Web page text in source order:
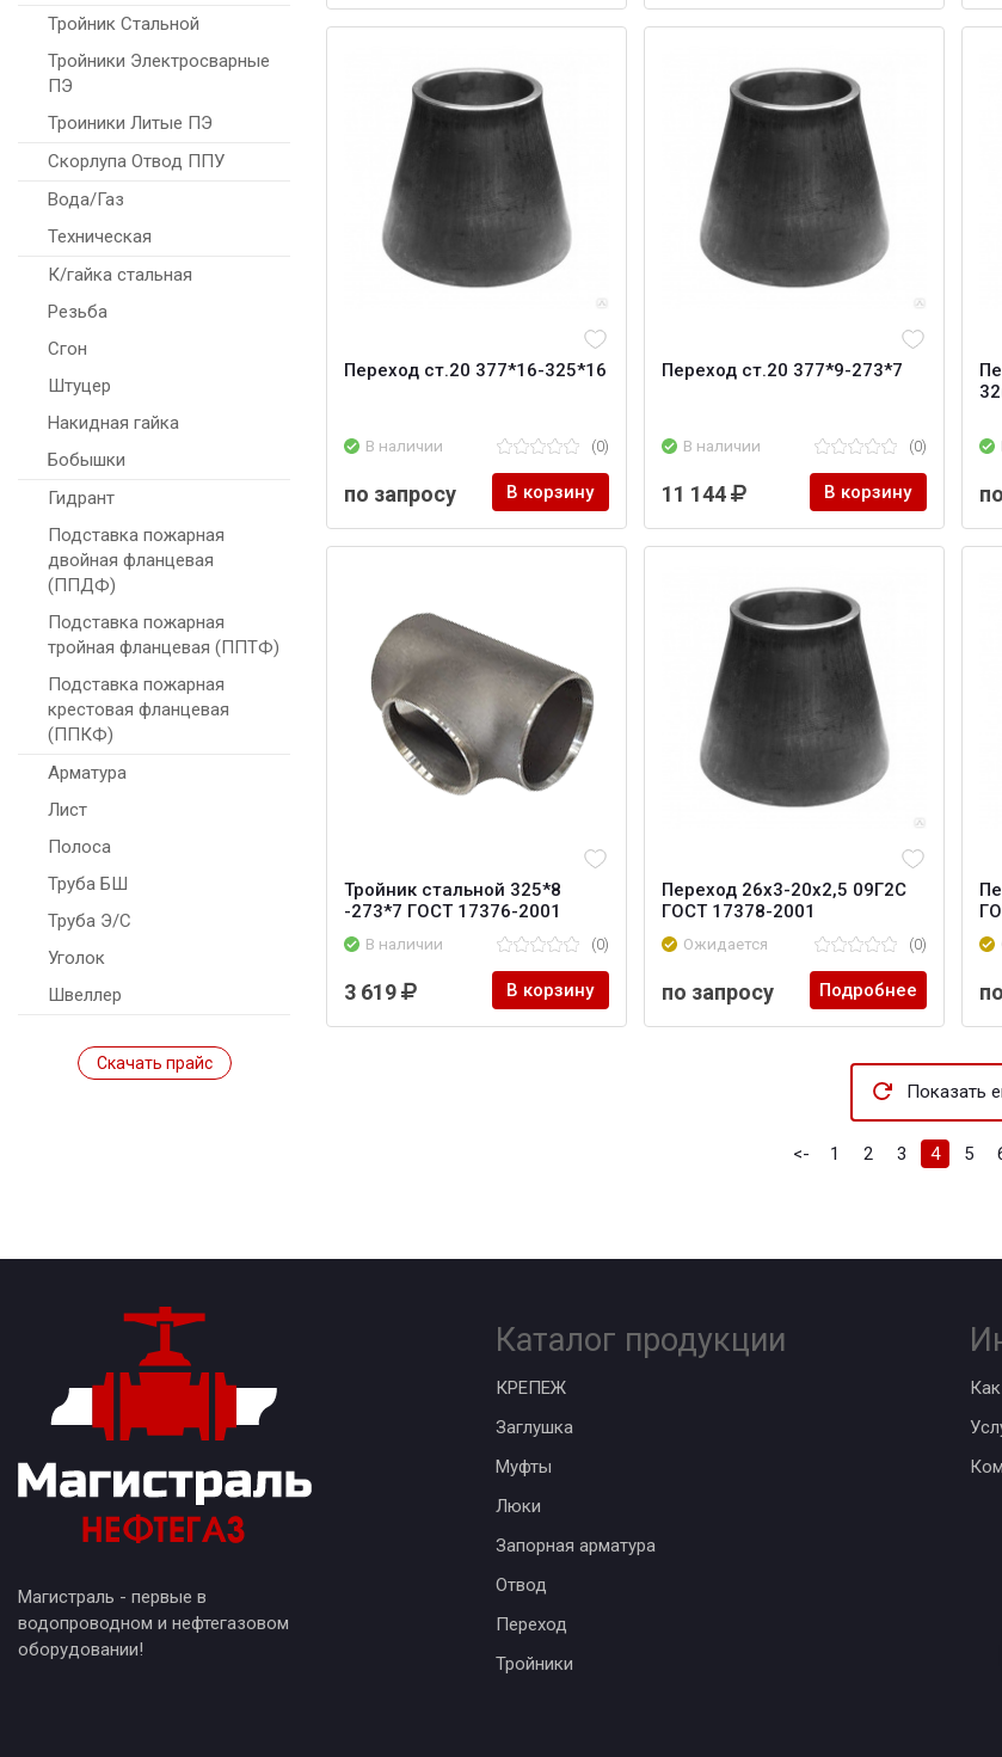
Тройник Стальной
Тройники Электросварные
ПЭ
Троиники Литые ПЭ
Скорлупа Отвод ППУ
Вода/Газ
Техническая
К/гайка стальная
Резьба
Сгон
Штуцер
Накидная гайка
Бобышки
Гидрант
Подставка пожарная
двойная фланцевая
(ППДФ)
Подставка пожарная
тройная фланцевая (ППТФ)
Подставка пожарная
крестовая фланцевая
(ППКФ)
Арматура
Лист
Полоса
Труба БШ
Труба Э/С
Уголок
Швеллер
Скачать прайс
Переход ст.20 377*16-325*16
В наличии (0)
по запросу В корзину
Переход ст.20 377*9-273*7
В наличии (0)
11 144 В корзину
Тройник стальной 325*8
-273*7 ГОСТ 17376-2001
В наличии (0)
3 619 В корзину
Переход 26х3-20х2,5 09Г2С
ГОСТ 17378-2001
Ожидается (0)
по запросу Подробнее
Показать
<- 1 2 3 4 5
Магистраль - первые в
водопроводном и нефтегазовом
оборудовании!
Каталог продукции
КРЕПЕЖ
Заглушка
Муфты
Люки
Запорная арматура
Отвод
Переход
Тройники